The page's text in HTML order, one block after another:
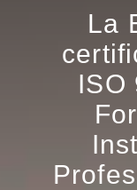
La
ISO